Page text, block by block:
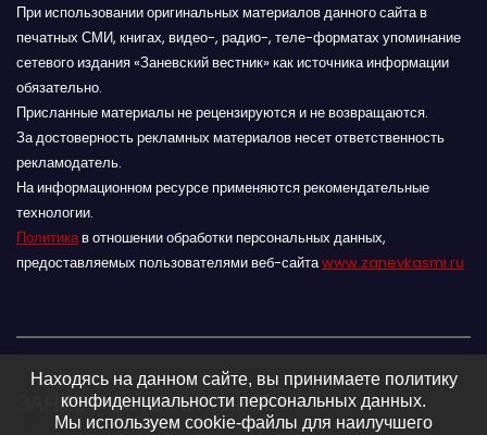
При использовании оригинальных материалов данного сайта в
печатных СМИ, книгах, видео-, радио-, теле-форматах упоминание
сетевого издания «Заневский вестник» как источника информации
обязательно.
Присланные материалы не рецензируются и не возвращаются.
За достоверность рекламных материалов несет ответственность
рекламодатель.
На информационном ресурсе применяются рекомендательные
технологии.
Политикав отношении обработки персональных данных,
предоставляемых пользователями веб-сайтаwww.zanevkasmi.ru
ЗАНЕВСКИЙ ВЕСТНИК 16+
Находясь на данном сайте, вы принимаете политику
конфиденциальности персональных данных.
Мы используем cookie-файлы для наилучшего